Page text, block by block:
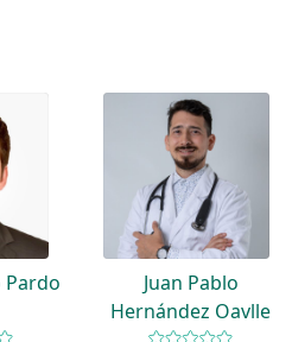
Pardo
Juan Pablo
Hernández Oavlle